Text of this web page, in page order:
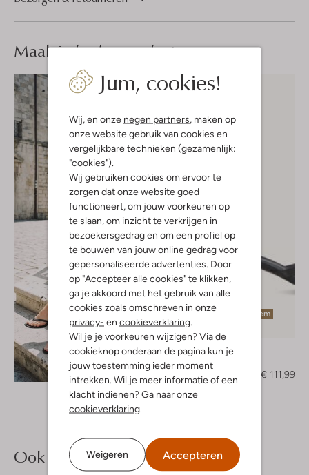
Jum, cookies!
Wij, en onze negen partners , maken op
onze website gebruik van cookies en
vergelijkbare technieken (gezamenlijk:
"cookies").
Wij gebruiken cookies om ervoor te
zorgen dat onze website goed
functioneert, om jouw voorkeuren op
te slaan, om inzicht te verkrijgen in
bezoekersgedrag en om een profiel op
te bouwen van jouw online gedrag voor
gepersonaliseerde advertenties. Door
op "Accepteer alle cookies" te klikken,
ga je akkoord met het gebruik van alle
cookies zoals omschreven in onze
privacy- en cookieverklaring
Wil je je voorkeuren wijzigen? Via de
cookieknop onderaan de pagina kun je
jouw toestemming ieder moment
intrekken. Wil je meer informatie of een
klacht indienen? Ga naar onze
cookieverklaring
Weigeren Accepteren
Maak jelook compleet
Ontdek de look
Laatste item
Toral
€ 111,99
Ook iets voor jou?